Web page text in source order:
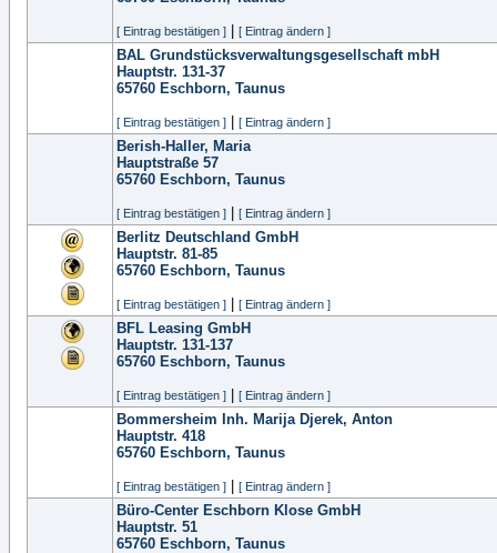
[ Eintrag bestätigen ] [ Eintrag ändern ]
BAL Grundstücksverwaltungsgesellschaft mbH
Hauptstr. 131-37
65760 Eschborn, Taunus
[ Eintrag bestätigen ] [ Eintrag ändern ]
Berish-Haller, Maria
Hauptstraße 57
65760 Eschborn, Taunus
[ Eintrag bestätigen ] [ Eintrag ändern ]
Berlitz Deutschland GmbH
Hauptstr. 81-85
65760 Eschborn, Taunus
[ Eintrag bestätigen ] [ Eintrag ändern ]
BFL Leasing GmbH
Hauptstr. 131-137
65760 Eschborn, Taunus
[ Eintrag bestätigen ] [ Eintrag ändern ]
Bommersheim Inh. Marija Djerek, Anton
Hauptstr. 418
65760 Eschborn, Taunus
[ Eintrag bestätigen ] [ Eintrag ändern ]
Büro-Center Eschborn Klose GmbH
Hauptstr. 51
65760 Eschborn, Taunus